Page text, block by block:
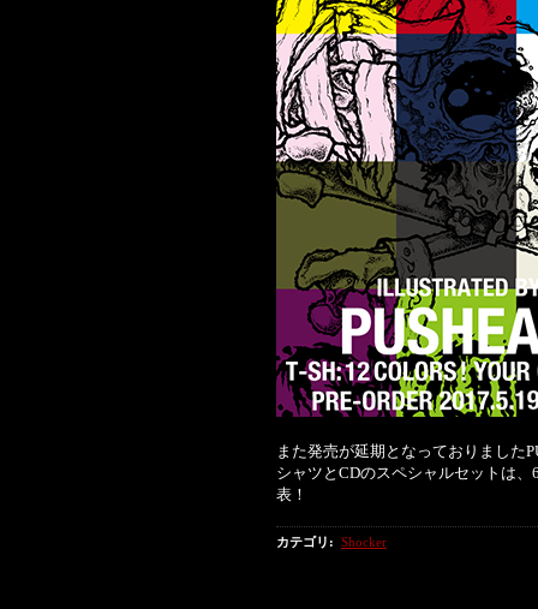
また発売が延期となっておりました
シャツとCDのスペシャルセットは
表！
カテゴリ : Shocker